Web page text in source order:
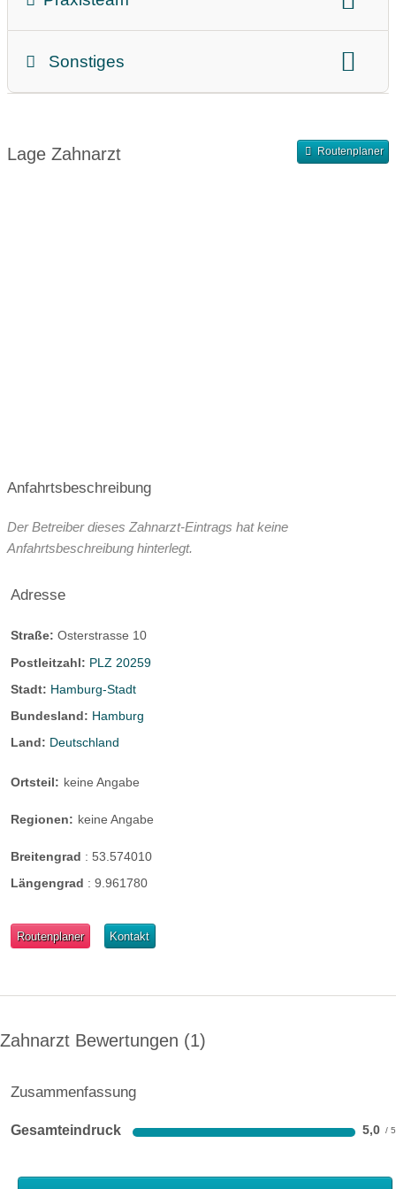
Teammitglieder
Sonstiges
Samstagssprechstunde
Lage Zahnarzt Routenplaner
Anfahrtsbeschreibung
Der Betreiber dieses Zahnarzt-Eintrags hat keine
Anfahrtsbeschreibung hinterlegt.
Adresse
Straße: Osterstrasse 10
Postleitzahl: PLZ 20259
Stadt: Hamburg-Stadt
Bundesland: Hamburg
Land: Deutschland
Ortsteil: keine Angabe
Regionen: keine Angabe
Breitengrad : 53.574010
Längengrad : 9.961780
Routenplaner Kontakt
Zahnarzt Bewertungen 1
Zusammenfassung
Gesamteindruck 5,0